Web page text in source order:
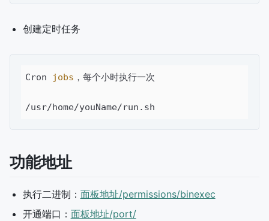
创建定时任务
Cron jobs ，每个小时执行一次
/usr/home/youName/run.sh
功能地址
执行二进制： 面板地址/permissions/binexec
开通端口： 面板地址/port/